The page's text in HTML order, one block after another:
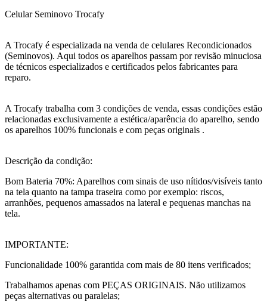
Celular Seminovo Trocafy
A Trocafy é especializada na venda de celulares Recondicionados
(Seminovos). Aqui todos os aparelhos passam por revisão minuciosa
de técnicos especializados e certificados pelos fabricantes para
reparo.
A Trocafy trabalha com 3 condições de venda, essas condições estão
relacionadas exclusivamente a estética/aparência do aparelho, sendo
os aparelhos 100% funcionais e com peças originais .
Descrição da condição:
Bom Bateria 70%: Aparelhos com sinais de uso nítidos/visíveis tanto
na tela quanto na tampa traseira como por exemplo: riscos,
arranhões, pequenos amassados na lateral e pequenas manchas na
tela.
IMPORTANTE:
Funcionalidade 100% garantida com mais de 80 itens verificados;
Trabalhamos apenas com PEÇAS ORIGINAIS. Não utilizamos
peças alternativas ou paralelas;